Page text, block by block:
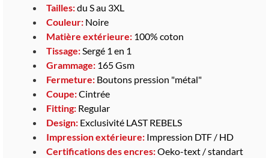
Tailles:du S au 3XL
Couleur: Noire
Matière extérieure: 100% coton
Tissage:Sergé 1 en 1
Grammage: 165 Gsm
Fermeture: Boutons pression "métal"
Coupe:Cintrée
Fitting: Regular
Design: Exclusivité LAST REBELS
Impression extérieure: Impression DTF / HD
Certifications des encres:Oeko-text / standart